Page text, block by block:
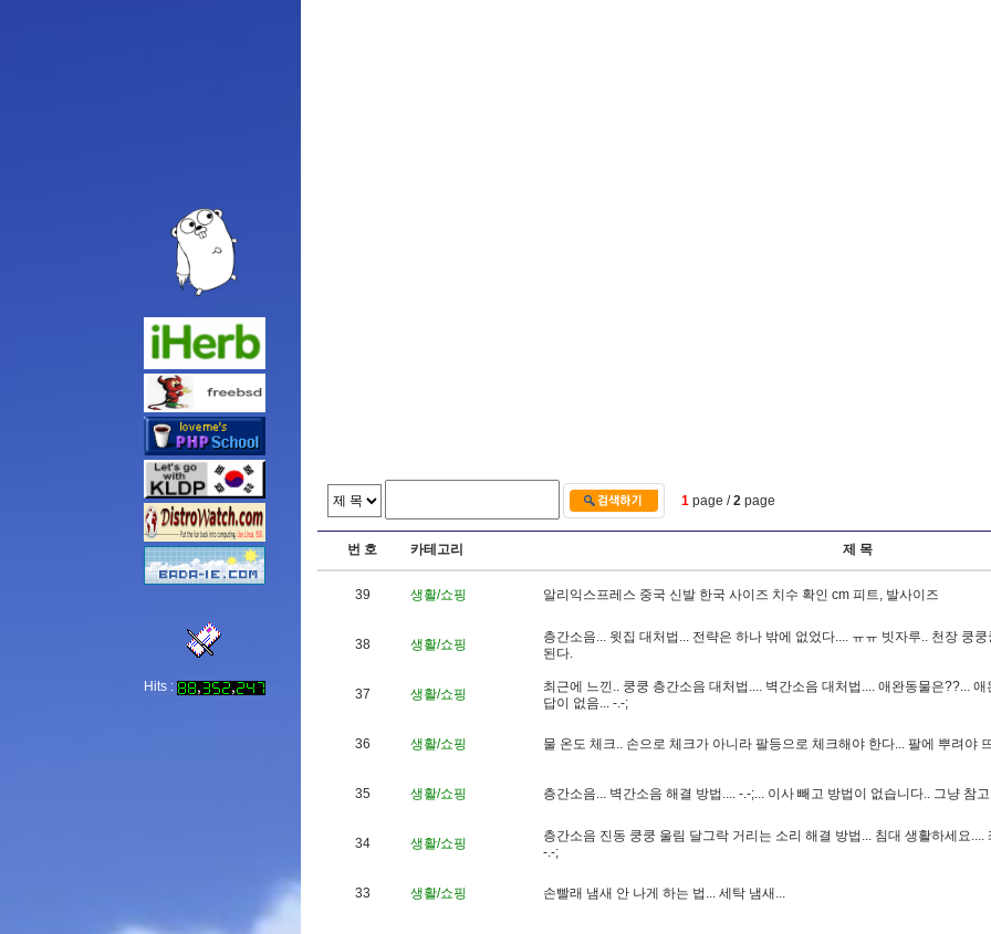
Hits :
1 page /2 page
번 호 카테고리 제 목
39 생활/쇼핑 알리 익 스프레 스 중국 신발 한국 사이 즈 치 수 확인 cm 피 트, 발사이 즈
38 생활/쇼핑 층간소음... 윗집 대 처 법 ... 전 략은 하나 밖에 없었다.... ㅠㅠ 빗자루.. 천 장 쿵쿵
된 다.
37 생활/쇼핑 최 근에 느낀.. 쿵쿵 층간소음 대 처 법 .... 벽 간소음 대 처 법 .... 애 완동물은??... 애
답이 없음... -.-;
36 생활/쇼핑 물 온도 체 크.. 손으로 체 크가 아니 라 팔등으로 체 크해 야 한다... 팔에 뿌려 야
35 생활/쇼핑 층간소음... 벽 간소음 해 결 방법 .... -.-;... 이 사 빼 고 방법 이 없습니 다.. 그냥 참고
34 생활/쇼핑 층간소음 진동 쿵쿵 울림 달그락 거 리 는 소리 해 결 방법 ... 침대 생활하세 요....
-.-;
33 생활/쇼핑 손빨래 냄새 안 나게 하는 법 ... 세 탁 냄새 ...